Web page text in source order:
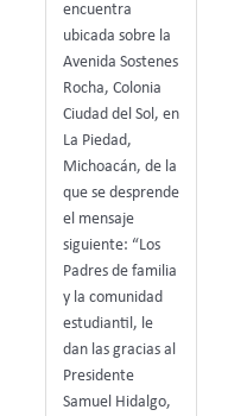
encuentra
ubicada sobre la
Avenida Sostenes
Rocha, Colonia
Ciudad del Sol, en
La Piedad,
Michoacán, de la
que se desprende
el mensaje
siguiente: “ Los
Padres de familia
y la comunidad
estudiantil, le
dan las gracias al
Presidente
Samuel Hidalgo,